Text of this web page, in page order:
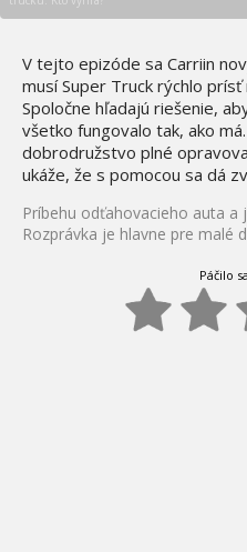
V tejto epizóde sa Carriin
musí Super Truck rýchlo
Spoločne hľadajú riešenie,
všetko fungovalo tak, ako
dobrodružstvo plné
ukáže, že s pomocou sa dá
Príbehu odťahovacieho auta
Rozprávka je hlavne pre malé
Páčilo